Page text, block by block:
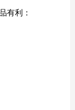
有利：